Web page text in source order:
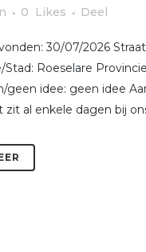
0 Likes Deel
30/07/2026
Roeselare
geen idee: geen idee
zit al enkele dagen bij